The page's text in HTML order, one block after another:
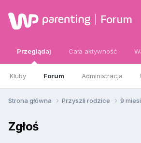
Forum
Przeglądaj
Kluby Forum Administracja
Cała aktywność
Strona główna Przyszli rodzice 9
Zgłoś